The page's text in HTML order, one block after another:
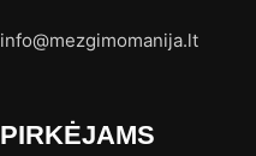
info@mezgimomanija.lt
PIRKĖJAMS